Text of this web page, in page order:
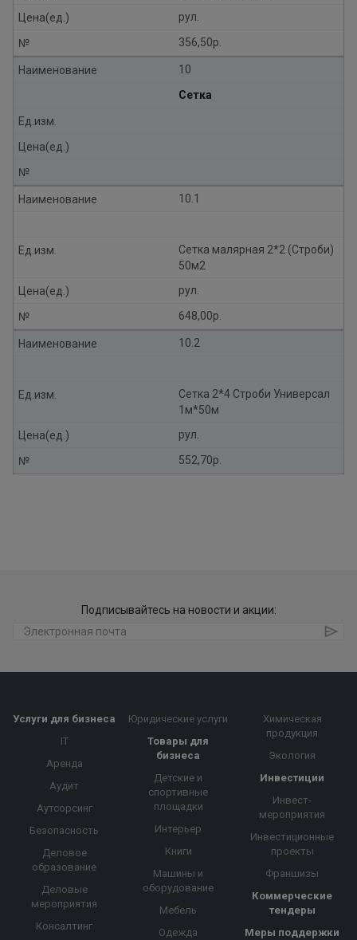
рул.
Цена(ед.)
356,50р.
№
10
Наименование
Сетка
Ед.изм.
Цена(ед.)
№
10.1
Наименование
Сетка малярная 2*2 (Строби)
50м2
Ед.изм.
рул.
Цена(ед.)
648,00р.
№
10.2
Наименование
Сетка 2*4 Строби Универсал
1м*50м
Ед.изм.
рул.
Цена(ед.)
552,70р.
№
Подписывайтесь на новости и акции:
Услуги для бизнеса
IT
Аренда
Аудит
Аутсорсинг
Безопасность
Деловое
образование
Деловые
мероприятия
Консалтинг
Юридические услуги
Товары для
бизнеса
Детские и
спортивные
площадки
Интерьер
Книги
Машины и
оборудование
Мебель
Одежда
Химическая
продукция
Экология
Инвестиции
Инвест-
мероприятия
Инвестиционные
проекты
Франшизы
Коммерческие
тендеры
Меры поддержки